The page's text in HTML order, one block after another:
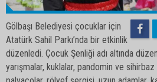
Gölbaşı Belediyesi çocuklar için
Atatürk Sahil Parkı’nda bir etkinlik
düzenledi. Çocuk Şenliği adı altında
yarışmalar, kuklalar, pandomin ve
palyaçolar, rölyef sergisi, uzun adamlar,